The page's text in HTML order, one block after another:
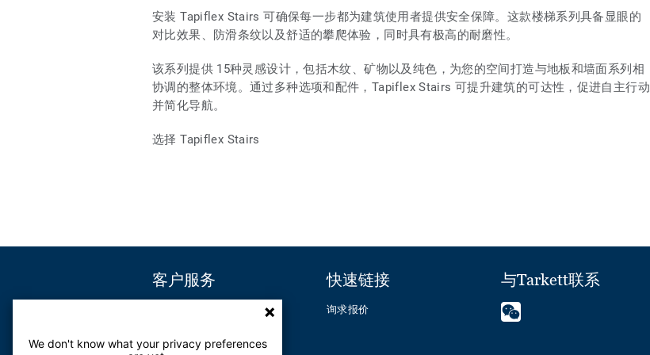
安装 Tapiflex Stairs 可确保每一步都为建筑使用者提供安全保障。这款楼梯系列具备显眼的
对比效果、防滑条纹以及舒适的攀爬体验，同时具有极高的耐磨性。
该系列提供 15种灵感设计，包括木纹、矿物以及纯色，为您的空间打造与地板和墙面系列相
协调的整体环境。通过多种选项和配件，Tapiflex Stairs 可提升建筑的可达性，促进自主行动
并简化导航。
选择 Tapiflex Stairs
客户服务
+86 21 60 95 68 38
快速链接
询求报价
与Tarkett联系
We don't know what your privacy preferences